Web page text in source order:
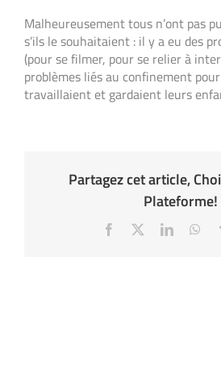
Malheureusement tous n’ont pas
s’ils le souhaitaient : il y a eu des
(pour se filmer, pour se relier à
problèmes liés au confinement
travaillaient et gardaient leurs
Partagez cet article,
Plateforme!
Facebook LinkedIn